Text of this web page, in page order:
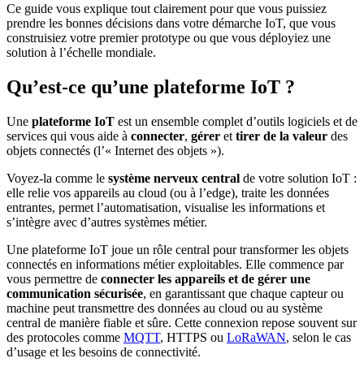
Ce guide vous explique tout clairement pour que vous puissiez
prendre les bonnes décisions dans votre démarche IoT, que vous
construisiez votre premier prototype ou que vous déployiez une
solution à l’échelle mondiale.
Qu’est-ce qu’une plateforme IoT ?
Une plateforme IoT est un ensemble complet d’outils logiciels et de
services qui vous aide à connecter, gérer et tirer de la valeur des
objets connectés (l’« Internet des objets »).
Voyez-la comme le système nerveux central de votre solution IoT :
elle relie vos appareils au cloud (ou à l’edge), traite les données
entrantes, permet l’automatisation, visualise les informations et
s’intègre avec d’autres systèmes métier.
Une plateforme IoT joue un rôle central pour transformer les objets
connectés en informations métier exploitables. Elle commence par
vous permettre de connecter les appareils et de gérer une
communication sécurisée, en garantissant que chaque capteur ou
machine peut transmettre des données au cloud ou au système
central de manière fiable et sûre. Cette connexion repose souvent sur
des protocoles comme MQTT, HTTPS ou LoRaWAN, selon le cas
d’usage et les besoins de connectivité.